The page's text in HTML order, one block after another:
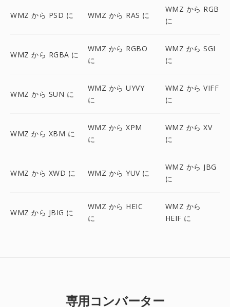
WMZ から PSD に WMZ から RAS に
WMZ から RGB
に
WMZ から RGBA に
WMZ から RGBO
に
WMZ から SGI
に
WMZ から SUN に
WMZ から UYVY
に
WMZ から VIFF
に
WMZ から XBM に
WMZ から XPM
に
WMZ から XV
に
WMZ から XWD に WMZ から YUV に
WMZ から JBG
に
WMZ から JBIG に
WMZ から HEIC
に
WMZ から
HEIF に
専用コンバーター